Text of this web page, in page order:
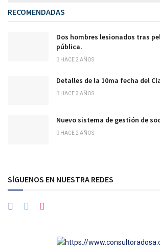
RECOMENDADAS
Dos hombres lesionados tras
pública.
HACE 2 AÑOS
Detalles de la 10ma fecha del
HACE 3 AÑOS
Nuevo sistema de gestión de
HACE 2 AÑOS
SÍGUENOS EN NUESTRA REDES